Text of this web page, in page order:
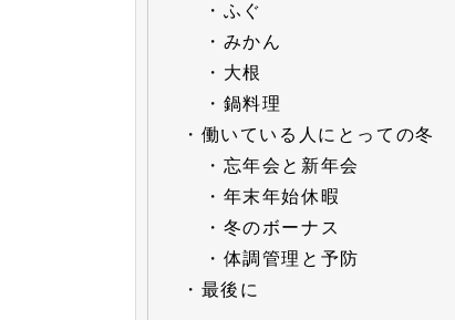
・ ふぐ
・ みかん
・ 大根
・ 鍋料理
・ 働いている人にとっての冬
・ 忘年会と新年会
・ 年末年始休暇
・ 冬のボーナス
・ 体調管理と予防
・ 最後に